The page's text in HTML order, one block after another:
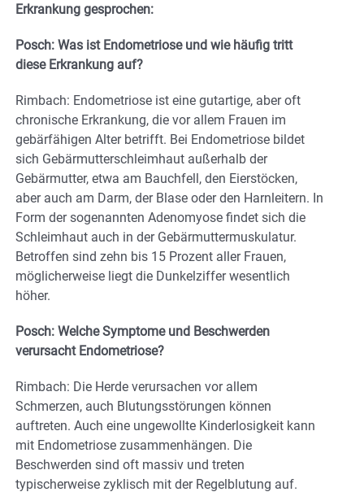
Erkrankung gesprochen:
Posch: Was ist Endometriose und wie häufig tritt
diese Erkrankung auf?
Rimbach: Endometriose ist eine gutartige, aber oft
chronische Erkrankung, die vor allem Frauen im
gebärfähigen Alter betrifft. Bei Endometriose bildet
sich Gebärmutterschleimhaut außerhalb der
Gebärmutter, etwa am Bauchfell, den Eierstöcken,
aber auch am Darm, der Blase oder den Harnleitern. In
Form der sogenannten Adenomyose findet sich die
Schleimhaut auch in der Gebärmuttermuskulatur.
Betroffen sind zehn bis 15 Prozent aller Frauen,
möglicherweise liegt die Dunkelziffer wesentlich
höher.
Posch: Welche Symptome und Beschwerden
verursacht Endometriose?
Rimbach: Die Herde verursachen vor allem
Schmerzen, auch Blutungsstörungen können
auftreten. Auch eine ungewollte Kinderlosigkeit kann
mit Endometriose zusammenhängen. Die
Beschwerden sind oft massiv und treten
typischerweise zyklisch mit der Regelblutung auf.